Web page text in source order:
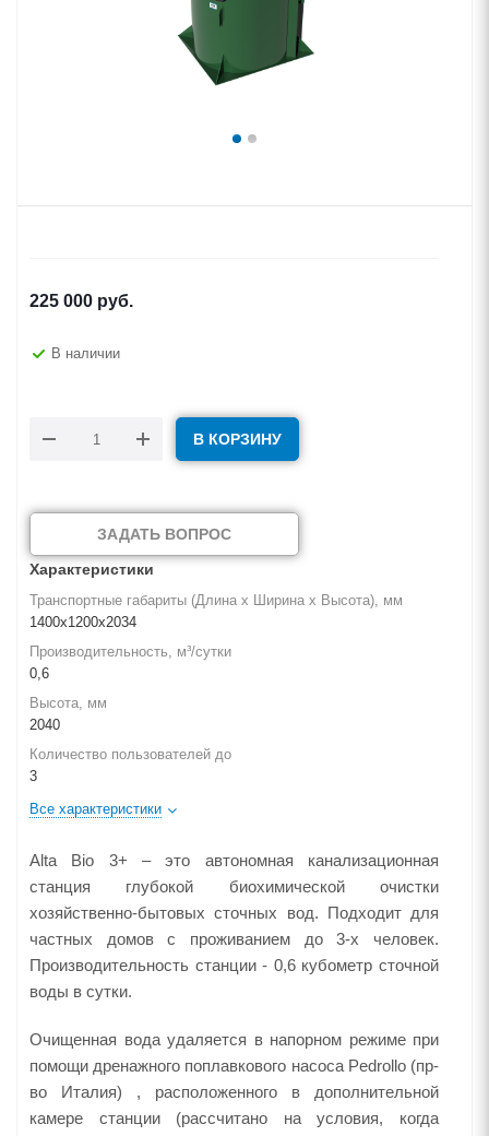
225 000 руб.
В наличии
В КОРЗИНУ
ЗАДАТЬ ВОПРОС
Характеристики
Транспортные габариты (Длина х Ширина х Высота), мм
1400х1200х2034
Производительность, м³/сутки
0,6
Высота, мм
2040
Количество пользователей до
3
Все характеристики
Alta Bio 3+ – это автономная канализационная
станция глубокой биохимической очистки
хозяйственно-бытовых сточных вод. Подходит для
частных домов с проживанием до 3-х человек.
Производительность станции - 0,6 кубометр сточной
воды в сутки.
Очищенная вода удаляется в напорном режиме при
помощи дренажного поплавкового насоса Pedrollo (пр-
во Италия) , расположенного в дополнительной
камере станции (рассчитано на условия, когда